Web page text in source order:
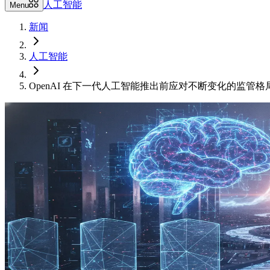
Menu 人工智能
新闻
人工智能
OpenAI 在下一代人工智能推出前应对不断变化的监管格